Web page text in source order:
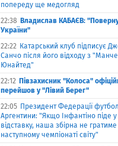
попереду ще медогляд
22:38 Владислав КАБАЄВ:
України"
22:22 Катарський клуб підписує
Санчо після його відходу з
Юнайтед"
22:12 Півзахисник "Колоса"
перейшов у "Лівий Берег"
22:05 Президент Федерації
Аргентини: "Якщо Інфантіно піде у
відставку, наша збірна не
наступному чемпіонаті світу"